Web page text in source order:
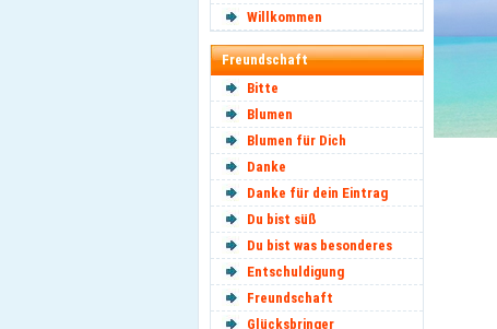
Willkommen
Freundschaft
Bitte
Blumen
Blumen für Dich
Danke
Danke für dein Eintrag
Du bist süß
Du bist was besonderes
Entschuldigung
Freundschaft
Glücksbringer